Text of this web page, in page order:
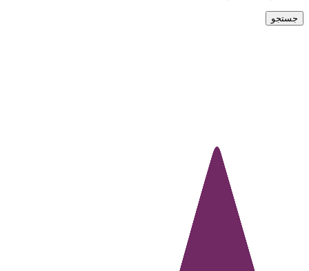
جستجو